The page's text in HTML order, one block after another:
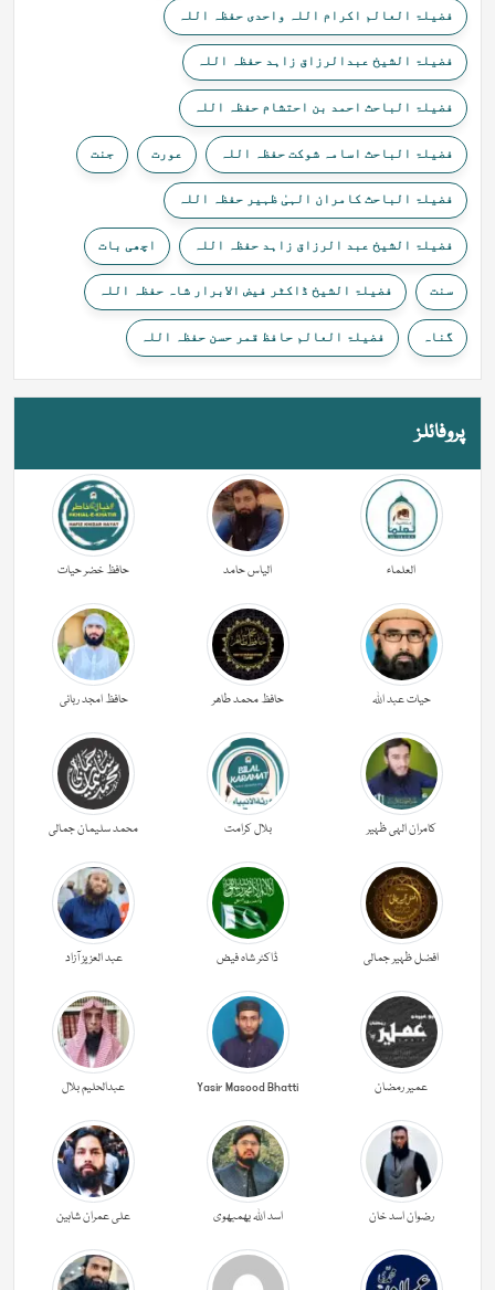
فضیلۃ العالم اکرام اللہ واحدی حفظہ اللہ
فضیلۃ الشیخ عبدالرزاق زاہد حفظہ اللہ
فضیلۃ الباحث احمد بن احتشام حفظہ اللہ
فضیلۃ الباحث اسامہ شوکت حفظہ اللہ عورت جنت
فضیلۃ الباحث کامران الہیٰ ظہیر حفظہ اللہ
فضیلۃ الشیخ عبد الرزاق زاہد حفظہ اللہ اچھی بات
سنت فضیلۃ الشیخ ڈاکٹر فیض الابرار شاہ حفظہ اللہ
گناہ فضیلۃ العالم حافظ قمر حسن حفظہ اللہ
پروفائلز
العلماء الیاس حامد حافظ خضر حیات
حیات عبد اللہ حافظ محمد طاھر حافظ امجد ربانی
کامران الہی ظہیر بلال کرامت محمد سلیمان جمالی
افضل ظہیر جمالی ڈاکٹر شاہ فیض عبد العزیز آزاد
عمیر رمضان Yasir Masood Bhatti عبدالحليم بلال
رضوان اسد خان اسد اللہ بھمبھوی علی عمران شاہین